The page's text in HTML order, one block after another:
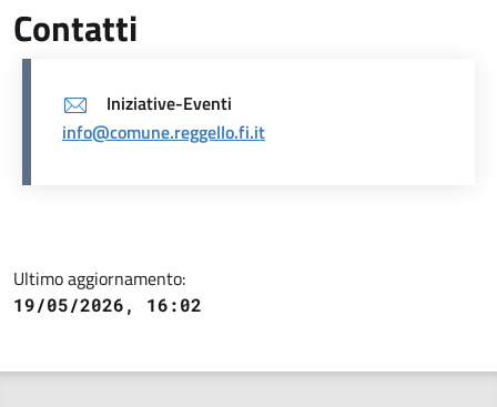
Contatti
Iniziative-Eventi
info@comune.reggello.fi.it
Ultimo aggiornamento:
19/05/2026, 16:02